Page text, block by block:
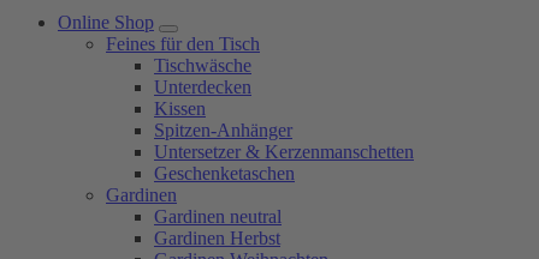
Online Shop
Feines für den Tisch
Tischwäsche
Unterdecken
Kissen
Spitzen-Anhänger
Untersetzer & Kerzenmanschetten
Geschenketaschen
Gardinen
Gardinen neutral
Gardinen Herbst